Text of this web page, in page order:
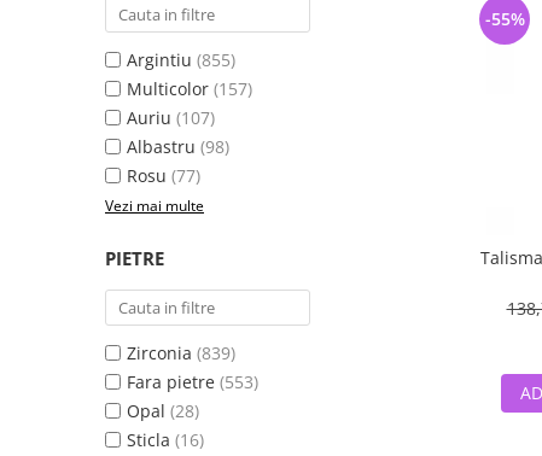
Argintiu (855)
Multicolor (157)
Auriu (107)
Albastru (98)
Rosu (77)
Vezi mai multe
PIETRE
Zirconia (839)
Fara pietre (553)
Opal (28)
Sticla (16)
-55%